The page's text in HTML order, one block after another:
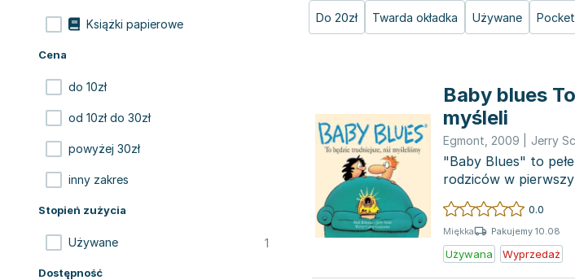
Książki papierowe
Cena
do 10zł
od 10zł do 30zł
powyżej 30zł
inny zakres
Stopień zużycia
Używane 1
Dostępność
Do 20zł Twarda okładka Używane Pocket
Baby blues
myśleli
Egmont 2009 Jerry
"Baby Blues" to
rodziców w
postacie...
0.0
Miękka Pakujemy 10.08
Używana Wyprzedaż